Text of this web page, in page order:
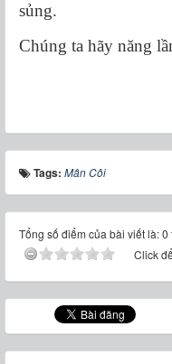
sủng.
Chúng ta hãy năng
Tags: Mân Côi
Tổng số điểm của bài viết là:
Click